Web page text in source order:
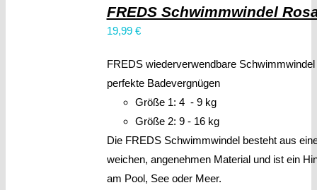
FREDS Schwimmwindel
19,99 €
FREDS wiederverwendbare Schwimmwindel
perfekte Badevergnügen
Größe 1: 4 - 9 kg
Größe 2: 9 - 16 kg
Die FREDS Schwimmwindel besteht aus
weichen, angenehmen Material und ist ein
am Pool, See oder Meer.